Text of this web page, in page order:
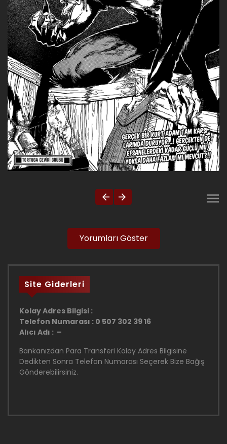
Yorumları Göster
Site Giderleri
Kolay Adres Bilgisi :
Telefon Numarası : 0 507 302 39 16
Alıcı Adı : –
Bankanızdan Para Transferi Kolay Adres Bilgisine
Dedikten Sonra Telefon Numarası Seçerek Bize Bağış
Gönderebilirsiniz.